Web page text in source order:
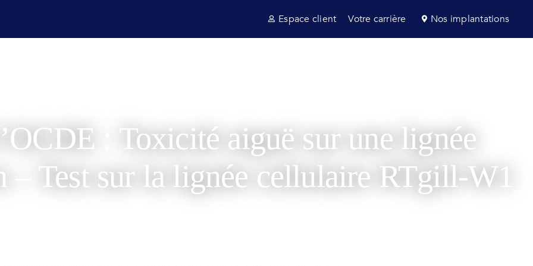
Espace client Votre carrière Nos implantations
: Toxicité aiguë sur une lignée
– Test sur la lignée cellulaire RTgill-W1